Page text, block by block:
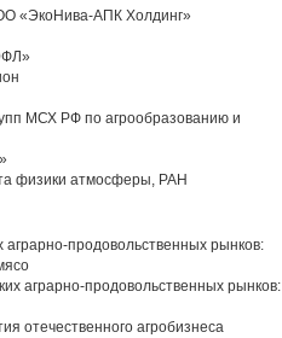
«ЭкоНива-АПК Холдинг»
МСХ РФ по агрообразованию и
физики атмосферы, РАН
продовольственных рынков:
аграрно-продовольственных рынков:
отечественного агробизнеса